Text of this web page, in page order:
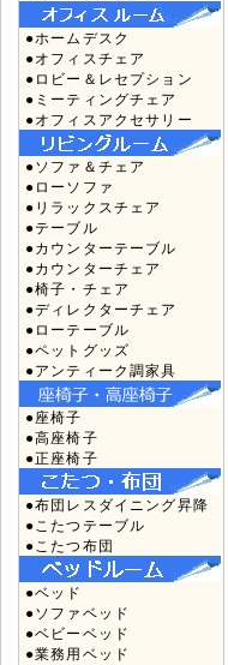
●ホームデスク
●オフィスチェア
●ロビー＆レセプション
●ミーティングチェア
●オフィスアクセサリー
●ソファ＆チェア
●ローソファ
●リラックスチェア
●テーブル
●カウンターテーブル
●カウンターチェア
●椅子・チェア
●ディレクターチェア
●ローテーブル
●ペットグッズ
●アンティーク調家具
●座椅子
●高座椅子
●正座椅子
●布団レスダイニング昇降
●こたつテーブル
●こたつ布団
●ベッド
●ソファベッド
●ベビーベッド
●業務用ベッド